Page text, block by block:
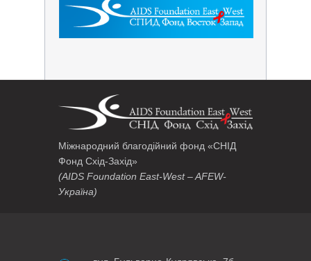
Міжнародний благодійний фонд «СНІД
Фонд Схід-Захід»
(AIDS Foundation East-West – AFEW-
Україна)